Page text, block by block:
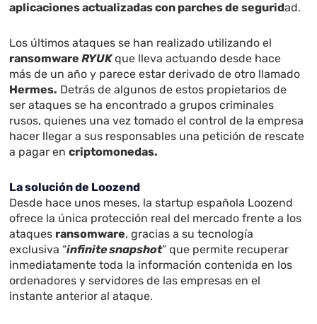
aplicaciones actualizadas con parches de seguridad.
Los últimos ataques se han realizado utilizando el
ransomwareRYUKque lleva actuando desde hace
más de un año y parece estar derivado de otro llamado
Hermes. Detrás de algunos de estos propietarios de
ser ataques se ha encontrado a grupos criminales
rusos, quienes una vez tomado el control de la empresa
hacer llegar a sus responsables una petición de rescate
a pagar encriptomonedas.
La solución de Loozend
Desde hace unos meses, la startup española Loozend
ofrece la única protección real del mercado frente a los
ataques ransomware, gracias a su tecnología
exclusiva “infinite snapshot” que permite recuperar
inmediatamente toda la información contenida en los
ordenadores y servidores de las empresas en el
instante anterior al ataque.